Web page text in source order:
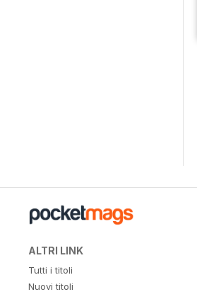
ALTRI LINK
Tutti i titoli
Nuovi titoli